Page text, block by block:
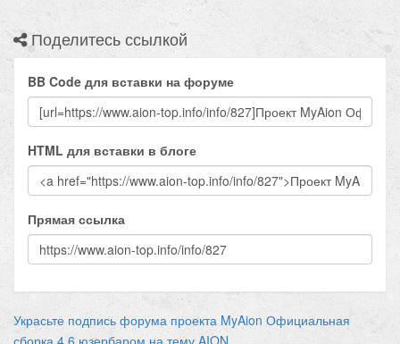
Поделитесь ссылкой
BB Code для вставки на форуме
HTML для вставки в блоге
Прямая ссылка
Украсьте подпись форума проекта MyAion Официальная
сборка 4.6 юзербаром на тему AION